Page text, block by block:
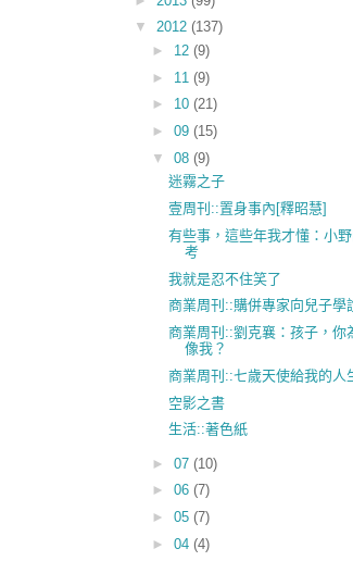
▼ 2012 (137)
► 12 (9)
► 11 (9)
► 10 (21)
► 09 (15)
▼ 08 (9)
迷霧之子
壹周刊::置身事內[釋昭慧]
有些事，這些年我才懂：小
考
我就是忍不住笑了
商業周刊::購併專家向兒子學
商業周刊::劉克襄：孩子，你
像我？
商業周刊::七歲天使給我的人
空影之書
生活::著色紙
► 07 (10)
► 06 (7)
► 05 (7)
► 04 (4)